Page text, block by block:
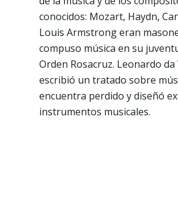
conocidos: Mozart, Haydn,
Louis Armstrong eran
compuso música en su
Orden Rosacruz. Leonardo da
escribió un tratado sobre
encuentra perdido y diseñó
instrumentos musicales.